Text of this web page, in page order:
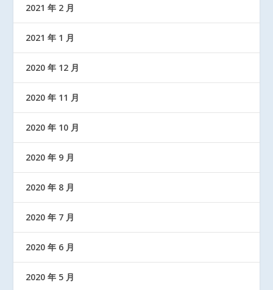
2021 年 2 月
2021 年 1 月
2020 年 12 月
2020 年 11 月
2020 年 10 月
2020 年 9 月
2020 年 8 月
2020 年 7 月
2020 年 6 月
2020 年 5 月